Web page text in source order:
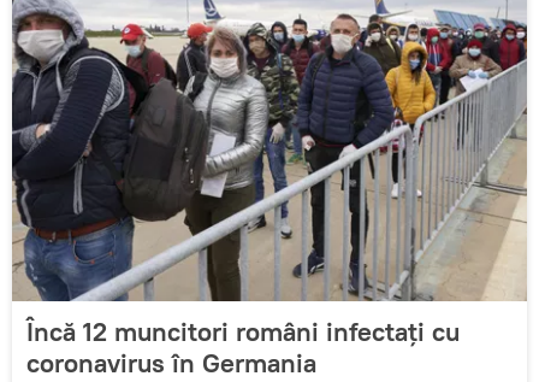
Încă 12 muncitori români infectați cu
coronavirus în Germania